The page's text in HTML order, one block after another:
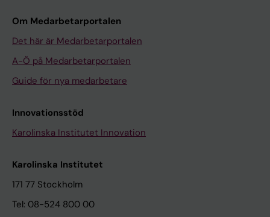
Om Medarbetarportalen
Det här är Medarbetarportalen
A-Ö på Medarbetarportalen
Guide för nya medarbetare
Innovationsstöd
Karolinska Institutet Innovation
Karolinska Institutet
171 77 Stockholm
Tel: 08-524 800 00